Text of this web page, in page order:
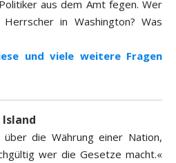
aus dem Amt fegen. Wer
in Washington? Was
und viele weitere Fragen
die Währung einer Nation,
wer die Gesetze macht.«